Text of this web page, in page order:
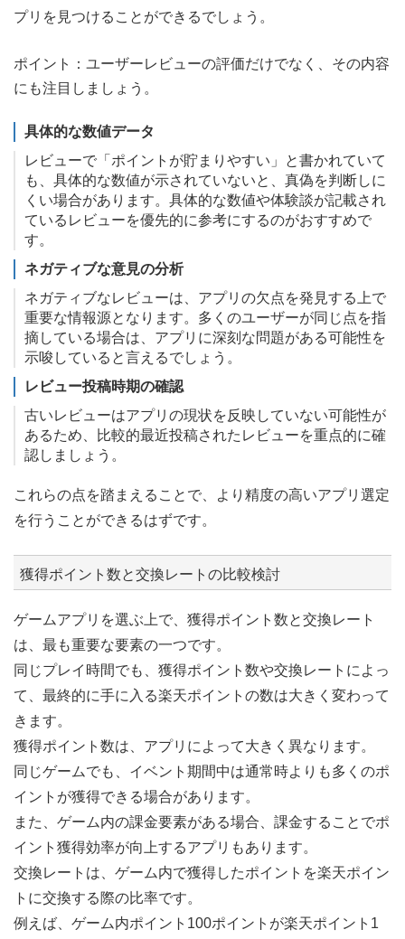
プリを見つけることができるでしょう。
ポイント：ユーザーレビューの評価だけでなく、その内容
にも注目しましょう。
具体的な数値データ
レビューで「ポイントが貯まりやすい」と書かれていて
も、具体的な数値が示されていないと、真偽を判断しに
くい場合があります。具体的な数値や体験談が記載され
ているレビューを優先的に参考にするのがおすすめで
す。
ネガティブな意見の分析
ネガティブなレビューは、アプリの欠点を発見する上で
重要な情報源となります。多くのユーザーが同じ点を指
摘している場合は、アプリに深刻な問題がある可能性を
示唆していると言えるでしょう。
レビュー投稿時期の確認
古いレビューはアプリの現状を反映していない可能性が
あるため、比較的最近投稿されたレビューを重点的に確
認しましょう。
これらの点を踏まえることで、より精度の高いアプリ選定
を行うことができるはずです。
獲得ポイント数と交換レートの比較検討
ゲームアプリを選ぶ上で、獲得ポイント数と交換レート
は、最も重要な要素の一つです。
同じプレイ時間でも、獲得ポイント数や交換レートによっ
て、最終的に手に入る楽天ポイントの数は大きく変わって
きます。
獲得ポイント数は、アプリによって大きく異なります。
同じゲームでも、イベント期間中は通常時よりも多くのポ
イントが獲得できる場合があります。
また、ゲーム内の課金要素がある場合、課金することでポ
イント獲得効率が向上するアプリもあります。
交換レートは、ゲーム内で獲得したポイントを楽天ポイン
トに交換する際の比率です。
例えば、ゲーム内ポイント100ポイントが楽天ポイント1